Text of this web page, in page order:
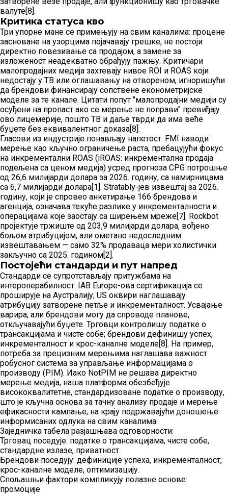
валуте[8].
Критика статуса кво
Три упорне мане се примењују на свим каналима: процене
засноване на узорцима појачавају грешке, не постоји
директно повезивање са продајом, а замене за
изложеност неадекватно обрађују пажњу. Критичари
малопродајних медија захтевају нивое ROI и ROAS који
недостају у ТВ или оглашавању на отвореном, игноришући
да брендови финансирају сопствене економетријске
моделе за те канале. Цитати попут "малопродајни медији су
осуђени на пропаст ако се мерење не поправи" превиђају
ово лицемерије, пошто ТВ и даље тврди да има веће
буџете без еквивалентног доказа[8].
Гласови из индустрије понављају напетост. FMI наводи
мерење као кључно ограничење раста, пребацујући фокус
на инкрементални ROAS (iROAS: инкрементална продаја
подељена са ценом медија) усред прогноза CPG потрошње
од 26,6 милијарди долара за 2026. годину, са намирницама
са 6,7 милијарди долара[1]. Stratably-јев извештај за 2026.
годину, који је спровео анкетирање 166 брендова и
агенција, означава текуће разлике у инкременталности и
операцијама које заостају са ширењем мреже[7]. Rockbot
пројектује тржиште од 203,9 милијарди долара, вођено
бољом атрибуцијом, али ометано недоследним
извештавањем — само 32% продаваца мери холистички
закључно са 2025. годином[2].
Постојећи стандарди и пут напред
Стандарди се супротстављају притужбама на
интероперабилност. IAB Europe-ова сертификација се
проширује на Аустралију; US оквири наглашавају
атрибуцију затворене петље и инкременталност. Усвајање
варира, али брендови могу да спроводе планове,
откључавајући буџете. Трговци контролишу податке о
трансакцијама и чисте собе; брендови дефинишу успех,
инкременталност и крос-каналне моделе[8]. На пример,
потреба за прецизним мерењима наглашава важност
робусног система за управљање информацијама о
производу (PIM). Иако NotPIM не решава директно
мерење медија, наша платформа обезбеђује
висококвалитетне, стандардизоване податке о производу,
што је кључна основа за тачну анализу продаје и мерење
ефикасности кампање, на крају подржавајући доношење
информисаних одлука на свим каналима.
Заједничка табела разјашњава одговорности:
Трговац поседује: податке о трансакцијама, чисте собе,
стандардне излазе, приватност.
Брендови поседују: дефиниције успеха, инкременталност,
крос-каналне моделе, оптимизацију.
Спољашњи фактори компликују полазне основе:
промоције